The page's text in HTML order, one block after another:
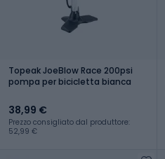
Topeak JoeBlow Race 200psi
pompa per bicicletta bianca
38,99 €
Prezzo consigliato dal produttore:
52,99 €